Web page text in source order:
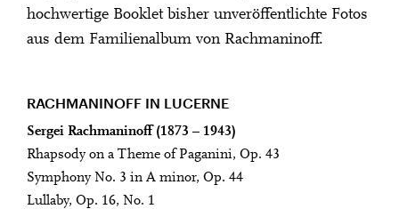
hochwertige Booklet bisher unveröffentlichte Fotos
aus dem Familienalbum von Rachmaninoff.
RACHMANINOFF IN LUCERNE
Sergei Rachmaninoff (1873 – 1943)
Rhapsody on a Theme of Paganini, Op. 43
Symphony No. 3 in A minor, Op. 44
Lullaby, Op. 16, No. 1